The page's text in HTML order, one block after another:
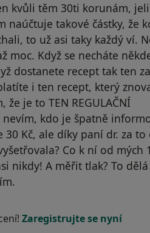
kvůli těm 30ti korunám,
naúčtuje takové částky, že
to už asi taky každý ví.
moc. Když se necháte
dostanete recept tak ten
i ten recept, který
je to TEN REGULAČNÍ
nevím, kdo je špatně
Kč, ale díky paní dr. za to
Co k ní od mých
nikdy! A měřit tlak? To
Zaregistrujte se nyní